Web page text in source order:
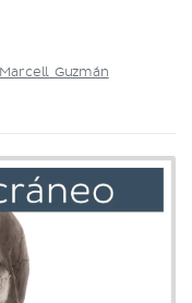
Guzmán